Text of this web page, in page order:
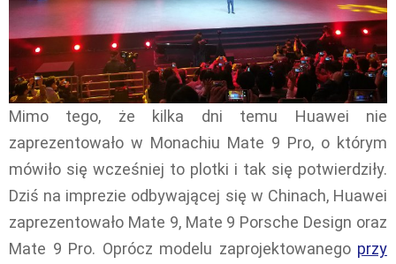
Mimo tego, że kilka dni temu Huawei nie
zaprezentowało w Monachiu Mate 9 Pro, o którym
mówiło się wcześniej to plotki i tak się potwierdziły.
Dziś na imprezie odbywającej się w Chinach, Huawei
zaprezentowało Mate 9, Mate 9 Porsche Design oraz
Mate 9 Pro. Oprócz modelu zaprojektowanego przy